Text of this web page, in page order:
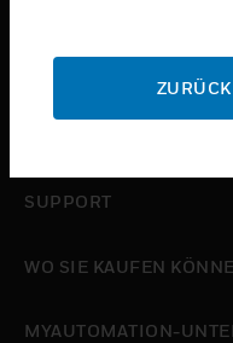
toggle view
toggle view
toggle view
SUPPORT
WO SIE KAUFEN
MYAUTOMATION-